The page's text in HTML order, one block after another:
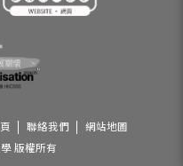
聯絡我們
網站地圖
版權所有